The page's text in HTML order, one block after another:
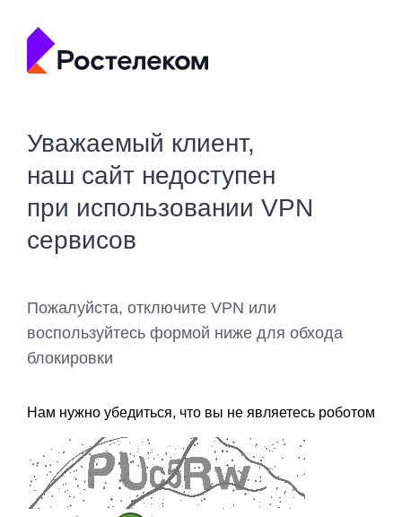
Уважаемый клиент,
наш сайт недоступен
при использовании VPN
сервисов
Пожалуйста, отключите VPN или
воспользуйтесь формой ниже для обхода
блокировки
Нам нужно убедиться, что вы не являетесь роботом